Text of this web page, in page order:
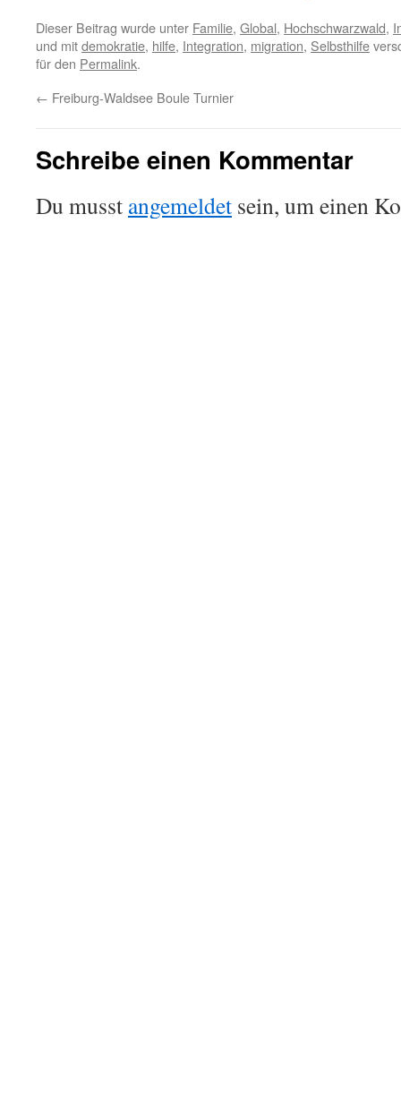
Dieser Beitrag wurde unter Familie, Global, Hochschwarzwald,
und mitdemokratie, hilfe, Integration, migration, Selbsthilfe
für den Permalink.
← Freiburg-Waldsee Boule Turnier
Schreibe einen Kommentar
Du musst angemeldet sein, um einen